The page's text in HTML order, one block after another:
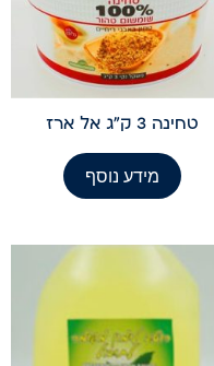
טחינה 3 ק"ג אל ארז
מידע נוסף